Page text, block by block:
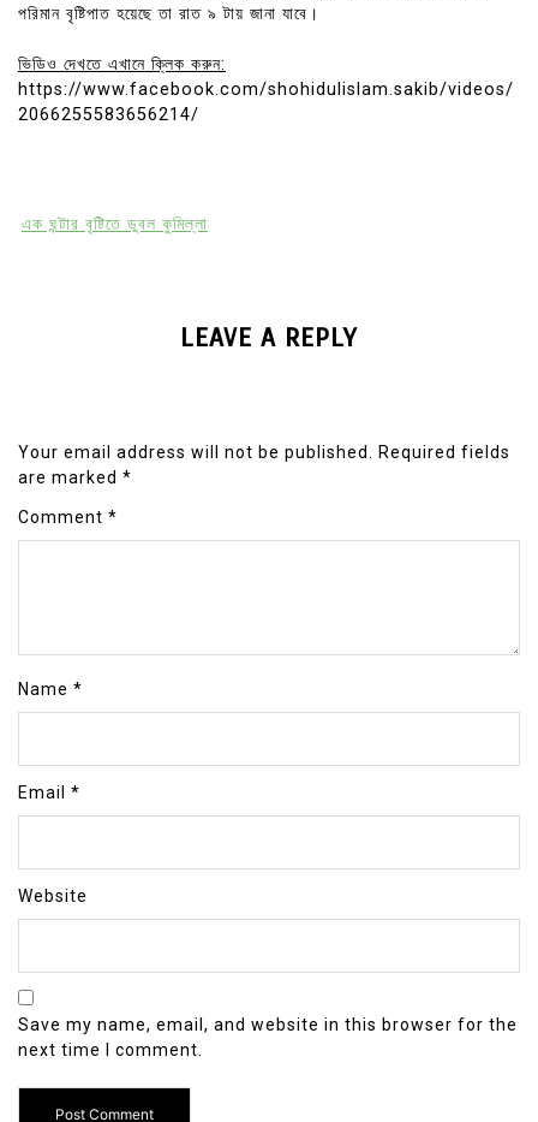
পরিমান বৃষ্টিপাত হয়েছে তা রাত ৯ টায় জানা যাবে।
ভিডিও দেখতে এখানে ক্লিক করুন:
https://www.facebook.com/shohidulislam.sakib/videos/
2066255583656214/
এক ঘন্টার বৃষ্টিতে ডুবল কুমিল্লা
LEAVE A REPLY
Your email address will not be published.
Required fields
are marked *
Comment *
Name *
Email *
Website
Save my name, email, and website in this browser for the
next time I comment.